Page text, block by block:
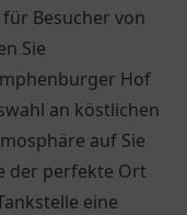
Besucher von
Sie
Hof
an köstlichen
auf Sie
der perfekte Ort
eine